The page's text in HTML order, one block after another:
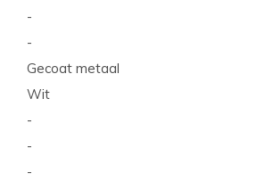
-
-
Gecoat metaal
Wit
-
-
-